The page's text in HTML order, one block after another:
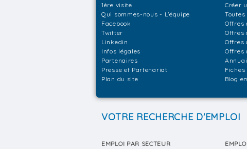
1ère visite
Qui sommes-nous - L'équipe
Facebook
Twitter
Linkedin
Infos légales
Partenaires
Presse et Partenariat
Plan du site
Créer
Offres
Offres
Offres
Offres
Blog
VOTRE RECHERCHE D'EMPLOI
EMPLOI PAR SECTEUR